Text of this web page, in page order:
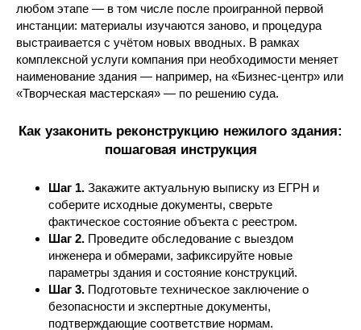
любом этапе — в том числе после проигранной первой
инстанции: материалы изучаются заново, и процедура
выстраивается с учётом новых вводных. В рамках
комплексной услуги компания при необходимости меняет
наименование здания — например, на «Бизнес-центр» или
«Творческая мастерская» — по решению суда.
Как узаконить реконструкцию нежилого здания:
пошаговая инструкция
Шаг 1. Закажите актуальную выписку из ЕГРН и
соберите исходные документы, сверьте
фактическое состояние объекта с реестром.
Шаг 2. Проведите обследование с выездом
инженера и обмерами, зафиксируйте новые
параметры здания и состояние конструкций.
Шаг 3. Подготовьте техническое заключение о
безопасности и экспертные документы,
подтверждающие соответствие нормам.